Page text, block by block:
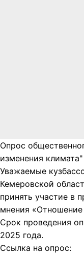
Опрос
изменения климата"
Уважаемые
Кемеровской
принять участие в
мнения
Срок проведения
2025 года.
Ссылка на опрос: